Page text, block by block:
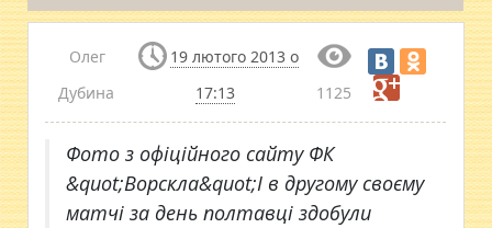
Олег
Дубина
19 лютого 2013 о
17:13
1125
Фото з офіційного сайту ФК
&quot;Ворскла&quot;І в другому своєму
матчі за день полтавці здобули